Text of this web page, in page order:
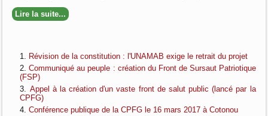
Lire la suite...
Révision de la constitution : l'UNAMAB exige le retrait du projet
Communiqué au peuple : création du Front de Sursaut Patriotique
(FSP)
Appel à la création d'un vaste front de salut public (lancé par la
CPFG)
Conférence publique de la CPFG le 16 mars 2017 à Cotonou